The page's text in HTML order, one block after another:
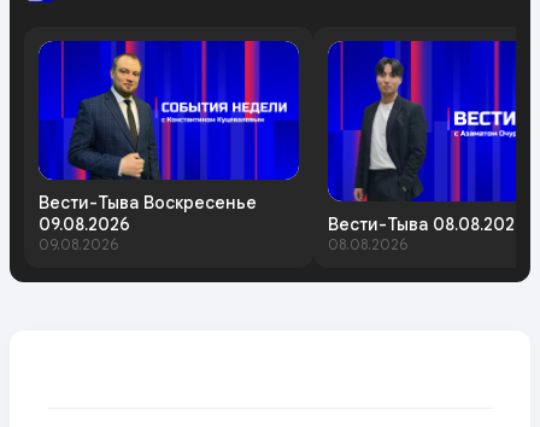
Вести-Тыва Воскресенье
09.08.2026
09.08.2026
Вести-Тыва 08.08.2026
08.08.2026